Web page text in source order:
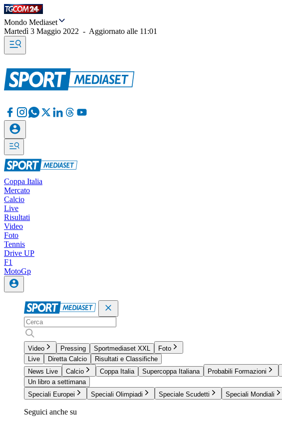
Mondo Mediaset
Martedì 3 Maggio 2022 - Aggiornato alle 11:01
Coppa Italia
Mercato
Calcio
Live
Risultati
Video
Foto
Tennis
Drive UP
F1
MotoGp
Video Pressing Sportmediaset XXL
Foto
Live
Diretta Calcio
Risultati e Classifiche
News Live
Calcio Coppa Italia Supercoppa Italiana Probabili Formazioni
Un libro a settimana
Speciali Europei
Speciali Olimpiadi Speciale Scudetti Speciali Mondiali
Seguici anche su